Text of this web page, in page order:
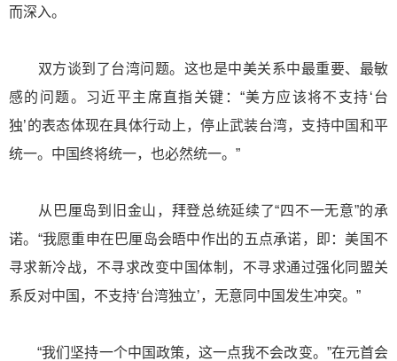
而深入。
双方谈到了台湾问题。这也是中美关系中最重要、最敏
感的问题。习近平主席直指关键：“美方应该将不支持‘台
独’的表态体现在具体行动上，停止武装台湾，支持中国和平
统一。中国终将统一，也必然统一。”
从巴厘岛到旧金山，拜登总统延续了“四不一无意”的承
诺。“我愿重申在巴厘岛会晤中作出的五点承诺，即：美国不
寻求新冷战，不寻求改变中国体制，不寻求通过强化同盟关
系反对中国，不支持‘台湾独立’，无意同中国发生冲突。”
“我们坚持一个中国政策，这一点我不会改变。”在元首会